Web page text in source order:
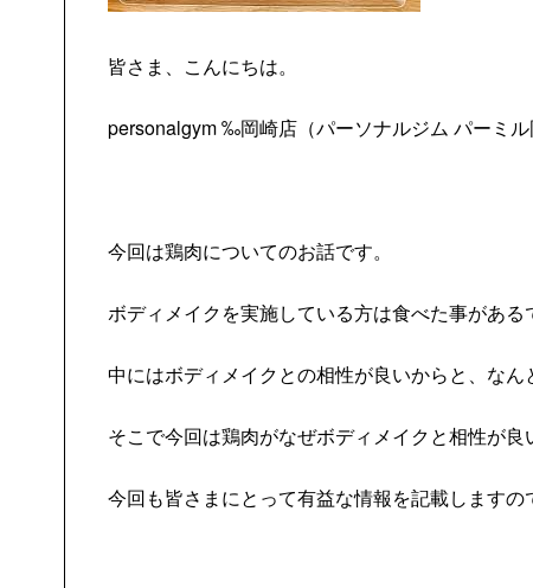
皆さま、こんにちは。
personalgym ‰岡崎店（パーソナルジム パーミル
今回は鶏肉についてのお話です。
ボディメイクを実施している方は食べた事がある
中にはボディメイクとの相性が良いからと、な
そこで今回は鶏肉がなぜボディメイクと相性が
今回も皆さまにとって有益な情報を記載しますの